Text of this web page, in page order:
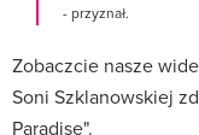
- przyznał.
Zobaczcie nasze
Soni Szklanowskiej
Paradise".